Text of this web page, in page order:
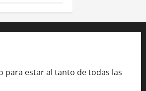
para estar al tanto de todas las